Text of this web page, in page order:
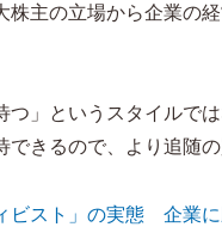
株主の立場から企業の
つ」というスタイルで
できるので、より追随
ビスト」の実態 企業